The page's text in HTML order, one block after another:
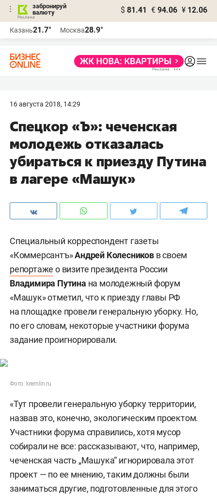
забронируй
валюту
$ 81.41 € 94.06 ¥ 12.06
Казань21.7° Москва28.9°
16 августа 2018, 14:29
Спецкор «Ъ»: чеченская
молодежь отказалась
убираться к приезду Путина
в лагере «Машук»
Специальный корреспондент газеты
«Коммерсантъ»Андрей Колесниковв своем
репортаже о визите президента России
Владимира Путина на молодежный форум
«Машук» отметил, что к приезду главы РФ
на площадке провели генеральную уборку. Но,
по его словам, некоторые участники форума
задание проигнорировали.
Фото: kremlin.ru
«Тут провели генеральную уборку территории,
назвав это, конечно, экологическим проектом.
Участники форума справились, хотя мусор
собирали не все: рассказывают, что, например,
чеченская часть „Машука“ игнорировала этот
проект — по ее мнению, таким должны были
заниматься другие, подготовленные для этого